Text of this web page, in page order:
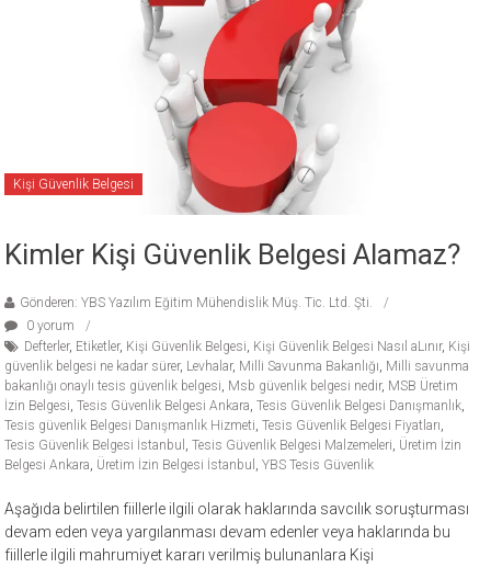
Kişi Güvenlik Belgesi
Kimler Kişi Güvenlik Belgesi Alamaz?
Gönderen: YBS Yazılım Eğitim Mühendislik Müş. Tic. Ltd. Şti.
0 yorum
Defterler, Etiketler, Kişi Güvenlik Belgesi, Kişi Güvenlik Belgesi Nasıl aLınır, Kişi
güvenlik belgesi ne kadar sürer, Levhalar, Milli Savunma Bakanlığı, Milli savunma
bakanlığı onaylı tesis güvenlik belgesi, Msb güvenlik belgesi nedir, MSB Üretim
İzin Belgesi,Tesis Güvenlik Belgesi Ankara,Tesis Güvenlik Belgesi Danışmanlık,
Tesis güvenlik Belgesi Danışmanlık Hizmeti,Tesis Güvenlik Belgesi Fiyatları,
Tesis Güvenlik Belgesi İstanbul ,Tesis Güvenlik Belgesi Malzemeleri, Üretim İzin
Belgesi Ankara, Üretim İzin Belgesi İstanbul ,YBS Tesis Güvenlik
Aşağıda belirtilen fiillerle ilgili olarak haklarında savcılık soruşturması
devam eden veya yargılanması devam edenler veya haklarında bu
fiillerle ilgili mahrumiyet kararı verilmiş bulunanlara Kişi